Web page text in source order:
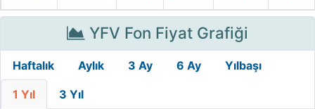
YFV Fon Fiyat Grafiği
Haftalık Aylık 3 Ay 6 Ay Yılbaşı
1 Yıl 3 Yıl